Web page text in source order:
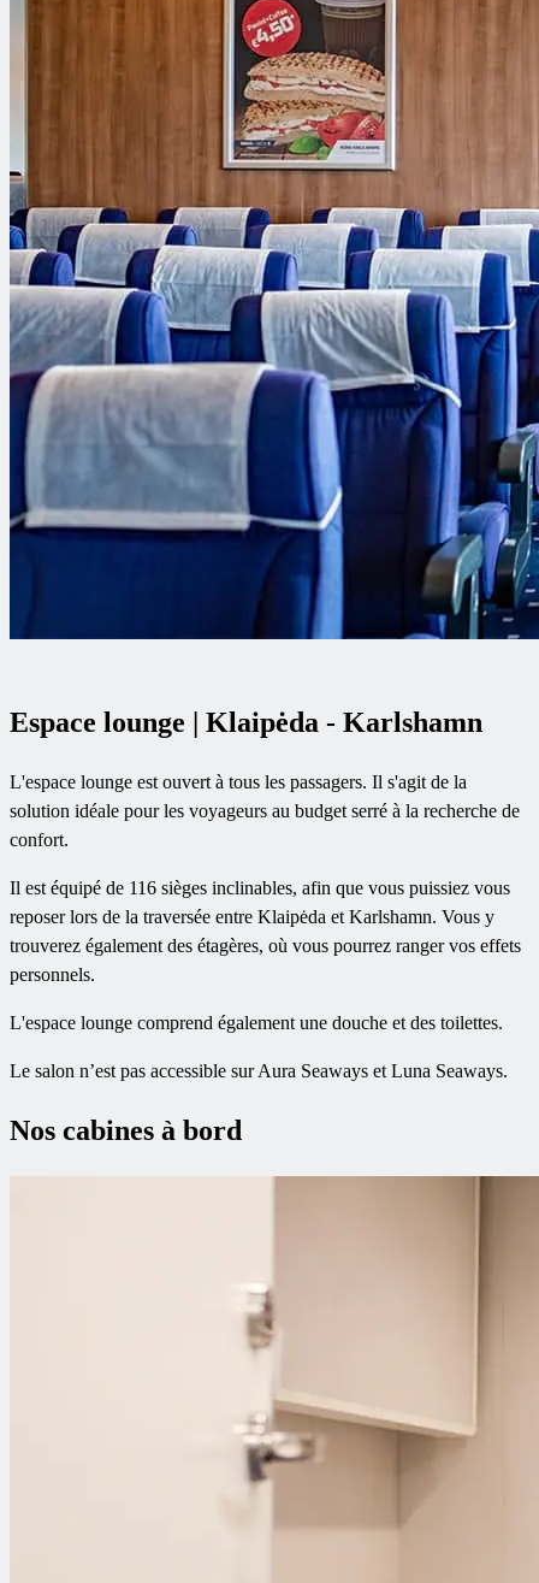
Espace lounge | Klaipėda - Karlshamn
L'espace lounge est ouvert à tous les passagers. Il s'agit de la
solution idéale pour les voyageurs au budget serré à la recherche de
confort.
Il est équipé de 116 sièges inclinables, afin que vous puissiez vous
reposer lors de la traversée entre Klaipėda et Karlshamn. Vous y
trouverez également des étagères, où vous pourrez ranger vos effets
personnels.
L'espace lounge comprend également une douche et des toilettes.
Le salon n’est pas accessible sur Aura Seaways et Luna Seaways.
Nos cabines à bord